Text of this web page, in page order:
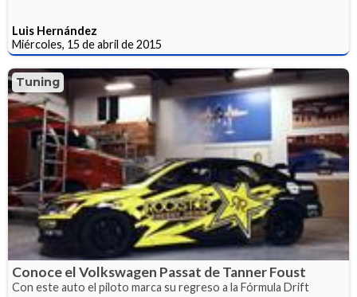
Luis Hernández
Miércoles, 15 de abril de 2015
Tuning
Conoce el Volkswagen Passat de Tanner Foust
Con este auto el piloto marca su regreso a la Fórmula Drift